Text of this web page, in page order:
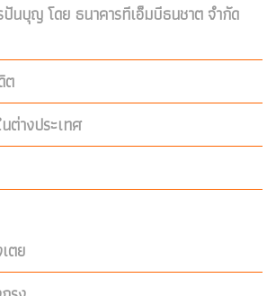
ปันบุญ โดย ธนาคารทีเอ็มบีธนชาต จำกัด
ต
ต่างประเทศ
ตย